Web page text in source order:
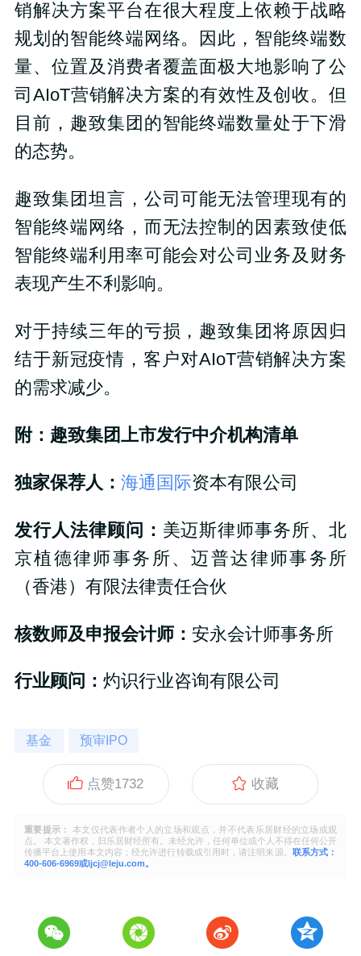
销解决方案平台在很大程度上依赖于战略
规划的智能终端网络。因此，智能终端数
量、位置及消费者覆盖面极大地影响了公
司AIoT营销解决方案的有效性及创收。但
目前，趣致集团的智能终端数量处于下滑
的态势。
趣致集团坦言，公司可能无法管理现有的
智能终端网络，而无法控制的因素致使低
智能终端利用率可能会对公司业务及财务
表现产生不利影响。
对于持续三年的亏损，趣致集团将原因归
结于新冠疫情，客户对AIoT营销解决方案
的需求减少。
附： 趣致集团上市发行中介机构清单
独家保荐人： 海通国际资本有限公司
发行人法律顾问： 美迈斯律师事务所、北
京植德律师事务所、迈普达律师事务所
（香港）有限法律责任合伙
核数师及申报会计师： 安永会计师事务所
行业顾问： 灼识行业咨询有限公司
基金 预审IPO
点赞1732 收藏
重要提示：
本文仅代表作者个人的立场和观点，并不代表乐居财经的立场或观
点。 本文著作权，归乐居财经所有。未经允许，任何单位或个人不得在任何公开
传播平台上使用本文内容；经允许进行转载或引用时，请注明来源。 联系方式：
400-606-6969或ljcj@leju.com。